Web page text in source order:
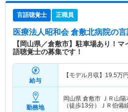
言語聴覚士 正職員
医療法人昭和会 倉敷北病院の
【岡山県／倉敷市】駐車場あり！
語聴覚士の募集です！
給与
【モデル月収】 19.5万
勤務地
岡山県 倉敷市 ＪＲ山
（徒歩13分）ＪＲ伯備